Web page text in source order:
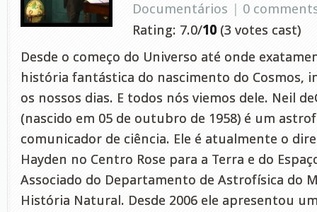
Documentários | 0
Rating: 7.0/10 (3 votes cast)
Desde o começo do Universo até onde
história fantástica do nascimento do Cosmos,
os nossos dias. E todos nós viemos dele. Neil
(nascido em 05 de outubro de 1958) é um
comunicador de ciência. Ele é atualmente o
Hayden no Centro Rose para a Terra e do
Associado do Departamento de Astrofísica do
História Natural. Desde 2006 ele apresentou